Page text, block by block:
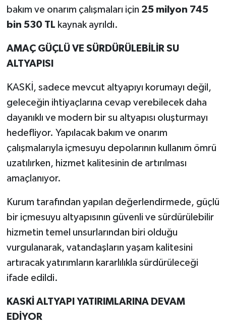
bakım ve onarım çalışmaları için 25 milyon 745
bin 530 TL kaynak ayrıldı.
AMAÇ GÜÇLÜ VE SÜRDÜRÜLEBİLİR SU
ALTYAPISI
KASKİ, sadece mevcut altyapıyı korumayı değil,
geleceğin ihtiyaçlarına cevap verebilecek daha
dayanıklı ve modern bir su altyapısı oluşturmayı
hedefliyor. Yapılacak bakım ve onarım
çalışmalarıyla içmesuyu depolarının kullanım ömrü
uzatılırken, hizmet kalitesinin de artırılması
amaçlanıyor.
Kurum tarafından yapılan değerlendirmede, güçlü
bir içmesuyu altyapısının güvenli ve sürdürülebilir
hizmetin temel unsurlarından biri olduğu
vurgulanarak, vatandaşların yaşam kalitesini
artıracak yatırımların kararlılıkla sürdürüleceği
ifade edildi.
KASKİ ALTYAPI YATIRIMLARINA DEVAM
EDİYOR